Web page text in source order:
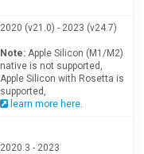
2020 (v21.0) - 2023 (v24.7)
Note:Apple Silicon (M1/M2)
native is not supported,
Apple Silicon with Rosetta is
supported,
learn more here.
2020.3 - 2023